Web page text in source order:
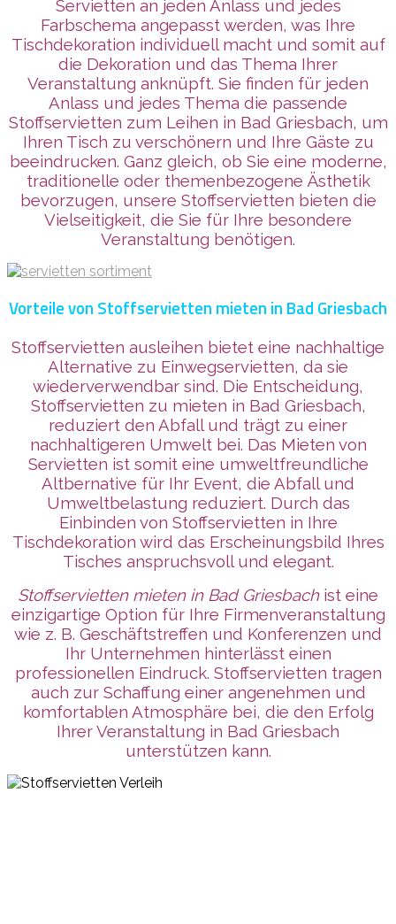
Servietten an jeden Anlass und jedes
Farbschema angepasst werden, was Ihre
Tischdekoration individuell macht und somit auf
die Dekoration und das Thema Ihrer
Veranstaltung anknüpft. Sie finden für jeden
Anlass und jedes Thema die passende
Stoffservietten zum Leihen in Bad Griesbach, um
Ihren Tisch zu verschönern und Ihre Gäste zu
beeindrucken. Ganz gleich, ob Sie eine moderne,
traditionelle oder themenbezogene Ästhetik
bevorzugen, unsere Stoffservietten bieten die
Vielseitigkeit, die Sie für Ihre besondere
Veranstaltung benötigen.
Vorteile von Stoffservietten mieten in Bad Griesbach
Stoffservietten ausleihen bietet eine nachhaltige
Alternative zu Einwegservietten, da sie
wiederverwendbar sind. Die Entscheidung,
Stoffservietten zu mieten in Bad Griesbach,
reduziert den Abfall und trägt zu einer
nachhaltigeren Umwelt bei. Das Mieten von
Servietten ist somit eine umweltfreundliche
Altbernative für Ihr Event, die Abfall und
Umweltbelastung reduziert. Durch das
Einbinden von Stoffservietten in Ihre
Tischdekoration wird das Erscheinungsbild Ihres
Tisches anspruchsvoll und elegant.
Stoffservietten mieten in Bad Griesbachist eine
einzigartige Option für Ihre Firmenveranstaltung
wie z. B. Geschäftstreffen und Konferenzen und
Ihr Unternehmen hinterlässt einen
professionellen Eindruck. Stoffservietten tragen
auch zur Schaffung einer angenehmen und
komfortablen Atmosphäre bei, die den Erfolg
Ihrer Veranstaltung in Bad Griesbach
unterstützen kann.